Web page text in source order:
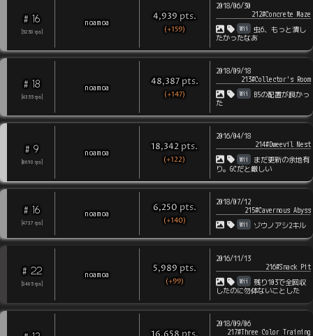
# 16
5250 rps
noamoa 4,939 pts.
(+159)
2018/06/30
212#Concrete Maze
Wii
虫6、もっと潰し
たかったなあ
# 18
4355 rps
noamoa 48,387 pts.
(+147)
2018/09/18
213#Collector's Room
Wii
B5の配置が良かっ
た
# 9
8690 rps
noamoa 18,342 pts.
(+122)
2016/04/18
214#Dweevil Nest
Wii
まだ更新の余地有
り。GCだと厳しい
# 16
4737 rps
noamoa 6,250 pts.
(+140)
2018/07/12
215#Cavernous Abyss
Wii ゾウノアシ2キル
# 22
3465 rps
noamoa 5,989 pts.
(+99)
2016/11/13
216#Snack Pit
Wii
残り103で全回収
したのに勿体ないことした
2018/09/06
217#Three Color Training